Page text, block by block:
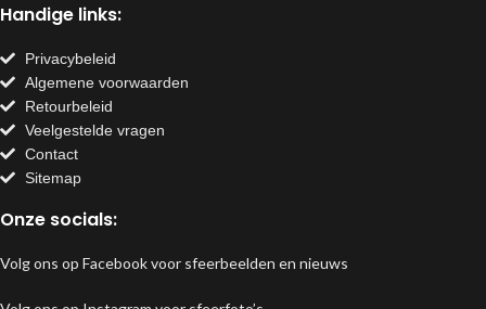
Handige links:
Privacybeleid
Algemene voorwaarden
Retourbeleid
Veelgestelde vragen
Contact
Sitemap
Onze socials:
Volg ons op Facebook voor sfeerbeelden en nieuws